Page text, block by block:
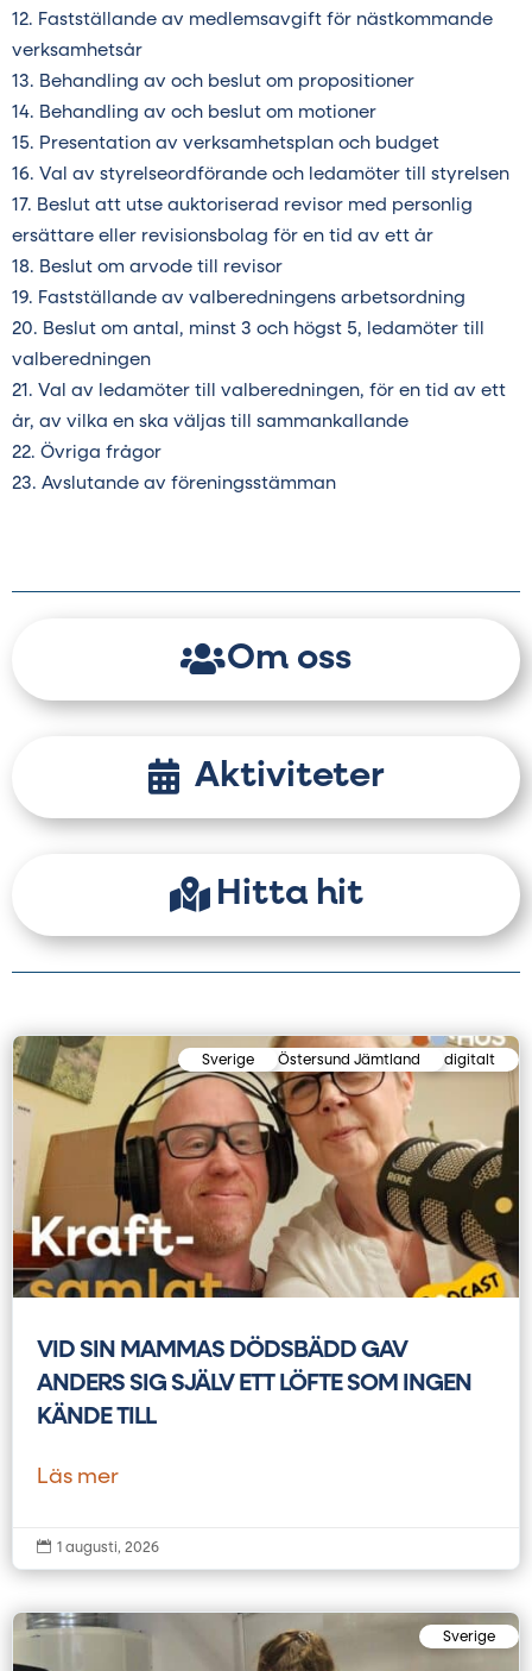
Fastställande av medlemsavgift för nästkommande
verksamhetsår
Behandling av och beslut om propositioner
Behandling av och beslut om motioner
Presentation av verksamhetsplan och budget
Val av styrelseordförande och ledamöter till styrelsen
Beslut att utse auktoriserad revisor med personlig
ersättare eller revisionsbolag för en tid av ett år
Beslut om arvode till revisor
Fastställande av valberedningens arbetsordning
Beslut om antal, minst 3 och högst 5, ledamöter till
valberedningen
Val av ledamöter till valberedningen, för en tid av ett
år, av vilka en ska väljas till sammankallande
Övriga frågor
Avslutande av föreningsstämman
Om oss
Aktiviteter
Hitta hit
digitalt
Östersund Jämtland
Sverige
VID SIN MAMMAS DÖDSBÄDD GAV
ANDERS SIG SJÄLV ETT LÖFTE SOM INGEN
KÄNDE TILL
Läs mer
 1 augusti, 2026
Sverige